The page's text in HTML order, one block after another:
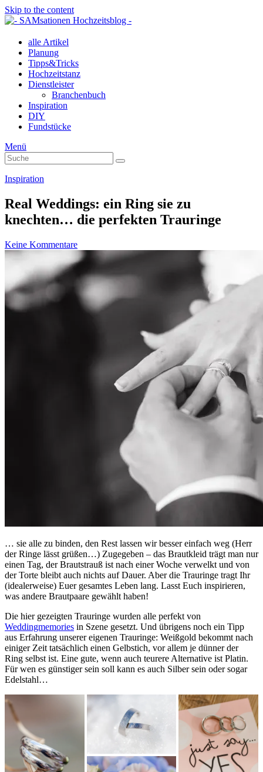
Skip to the content
alle Artikel
Planung
Tipps&Tricks
Hochzeitstanz
Dienstleister
Branchenbuch
Inspiration
DIY
Fundstücke
Menü
Suche
nach:
Suche
Inspiration
Real Weddings: ein Ring sie zu
knechten… die perfekten Trauringe
Keine Kommentare
… sie alle zu binden, den Rest lassen wir besser einfach weg (Herr
der Ringe lässt grüßen…) Zugegeben – das Brautkleid trägt man nur
einen Tag, der Brautstrauß ist nach einer Woche verwelkt und von
der Torte bleibt auch nichts auf Dauer. Aber die Trauringe tragt Ihr
(idealerweise) Euer gesamtes Leben lang. Lasst Euch inspirieren,
was andere Brautpaare gewählt haben!
Die hier gezeigten Trauringe wurden alle perfekt von
Weddingmemories in Szene gesetzt. Und übrigens noch ein Tipp
aus Erfahrung unserer eigenen Trauringe: Weißgold bekommt nach
einiger Zeit tatsächlich einen Gelbstich, vor allem je dünner der
Ring selbst ist. Eine gute, wenn auch teurere Alternative ist Platin.
Für wen es günstiger sein soll kann es auch Silber sein oder sogar
Edelstahl…